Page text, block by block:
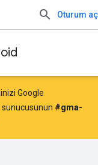
Oturum aç
Google
#gma-